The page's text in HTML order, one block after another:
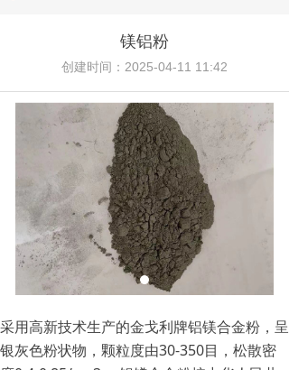
镁铝粉
创建时间： 2025-04-11 11:42
采用高新技术生产的金戈利牌铝镁合金粉，呈
银灰色粉状物，颗粒度由30-350目，松散密